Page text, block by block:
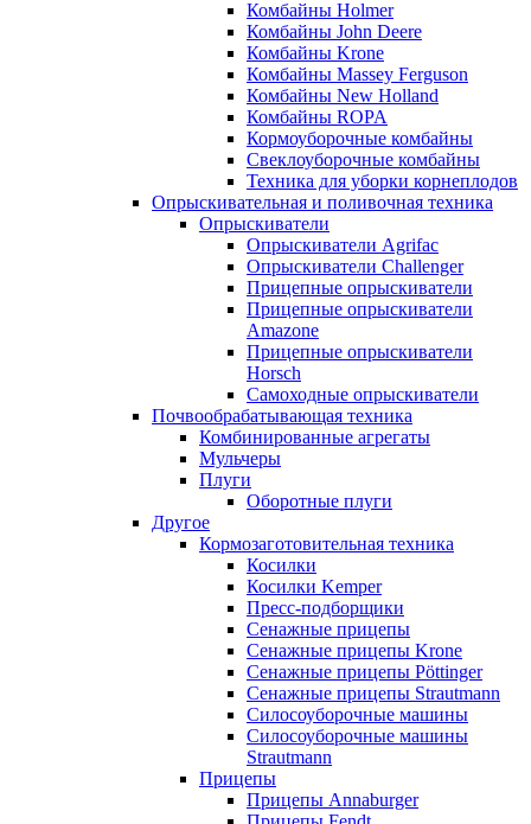
Комбайны Holmer
Комбайны John Deere
Комбайны Krone
Комбайны Massey Ferguson
Комбайны New Holland
Комбайны ROPA
Кормоуборочные комбайны
Свеклоуборочные комбайны
Техника для уборки корнеплодов
Опрыскивательная и поливочная техника
Опрыскиватели
Опрыскиватели Agrifac
Опрыскиватели Challenger
Прицепные опрыскиватели
Прицепные опрыскиватели
Amazone
Прицепные опрыскиватели
Horsch
Самоходные опрыскиватели
Почвообрабатывающая техника
Комбинированные агрегаты
Мульчеры
Плуги
Оборотные плуги
Другое
Кормозаготовительная техника
Косилки
Косилки Kemper
Пресс-подборщики
Сенажные прицепы
Сенажные прицепы Krone
Сенажные прицепы Pöttinger
Сенажные прицепы Strautmann
Силосоуборочные машины
Силосоуборочные машины
Strautmann
Прицепы
Прицепы Annaburger